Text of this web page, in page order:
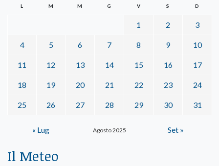
Agosto 2025
L M M G V S D
1 2 3
4 5 6 7 8 9 10
11 12 13 14 15 16 17
18 19 20 21 22 23 24
25 26 27 28 29 30 31
« Lug Set »
Il Meteo